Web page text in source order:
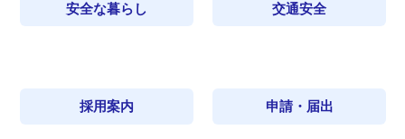
安全な暮らし 交通安全
採用案内 申請・届出